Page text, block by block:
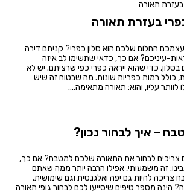
בעזרת תאורה
החלום שלכם הוא סלון כפרי? קניתם דירה
עיניכם? אם כך, כדאי שתשימו לב איזה
כדי שהוא ייראה כפרי כפי שרציתם. יש לא
כולל רמות כפריות שונות. מה שבטוח זה שיש
עליו, והוא: תאורה מתאימה....
– איך לבחור נכון?
לבחור את התאורה שלכם למטבח? אם כך,
זה משמעותי, אפילו הרבה יותר ממה שאתם
צריכה להיות גם יפה ואלגנטית וגם שימושית.
הינה מספר טיפים שיסייעו לכם לבחור גופי תאורה